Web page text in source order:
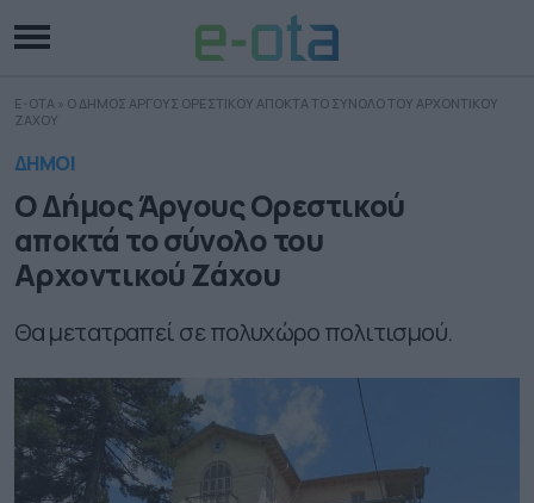
E-OTA » Ο ΔΗΜΟΣ ΑΡΓΟΥΣ ΟΡΕΣΤΙΚΟΥ ΑΠΟΚΤΑ ΤΟ ΣΥΝΟΛΟ ΤΟΥ ΑΡΧΟΝΤΙΚΟΥ
ΖΑΧΟΥ
ΔΗΜΟΙ
Ο Δήμος Άργους Ορεστικού
αποκτά το σύνολο του
Αρχοντικού Ζάχου
Θα μετατραπεί σε πολυχώρο πολιτισμού.